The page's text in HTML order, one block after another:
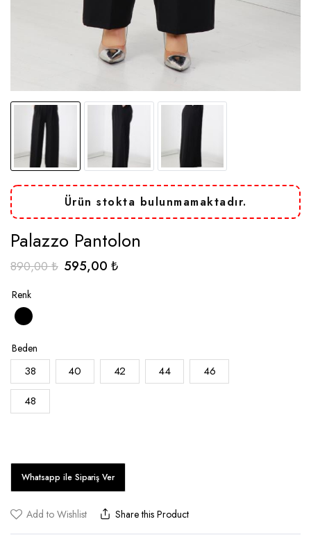
Ürün stokta bulunmamaktadır.
Palazzo Pantolon
890,00₺ Orijinal
595,00 ₺Şu
Renk
Beden
38 40 42 44
46
48
Add to Wishlist Share this Product